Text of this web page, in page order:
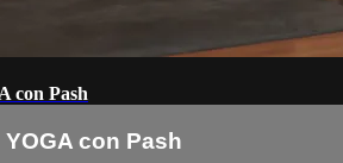
con Pash
con Pash